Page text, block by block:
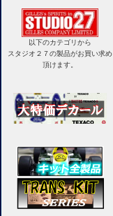
以下のカテゴリから
スタジオ２７の製品がお買い求め
頂けます。